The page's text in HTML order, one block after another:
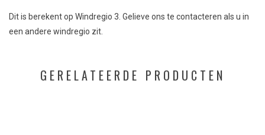
Dit is berekent op Windregio 3. Gelieve ons te contacteren als u in
een andere windregio zit.
GERELATEERDE PRODUCTEN